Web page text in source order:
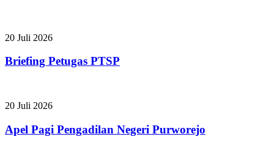
20 Juli 2026
Briefing Petugas PTSP
20 Juli 2026
Apel Pagi Pengadilan Negeri Purworejo